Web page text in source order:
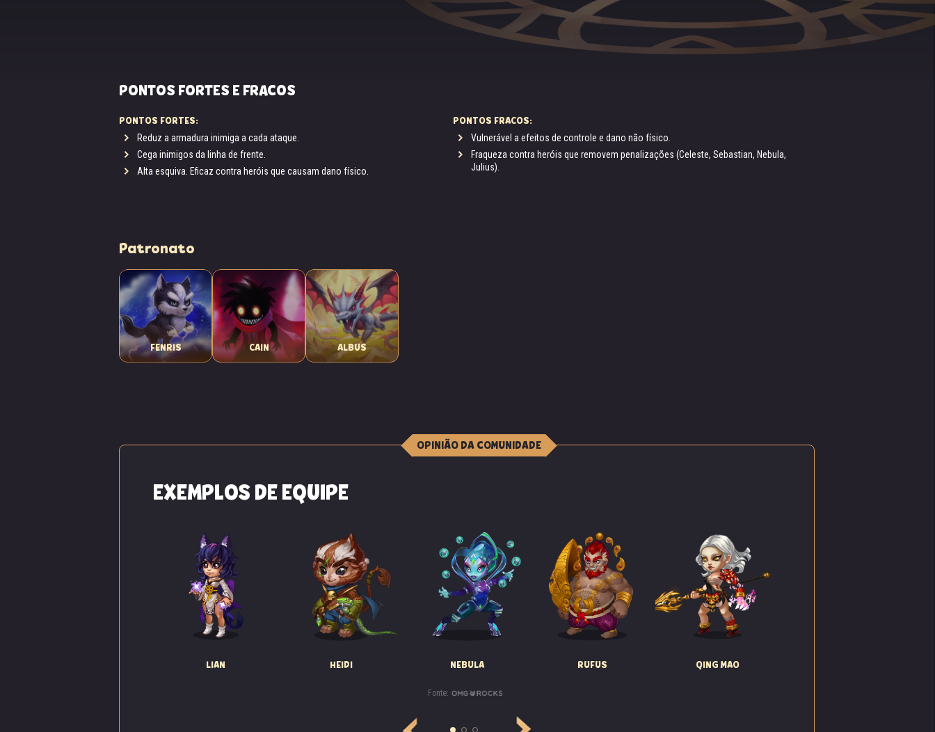
"Escória inútil! Você é um covarde imundo!
Mao pairava sobre uma mesa onde um jovem estava sentado, curvado. Ele olhou para a
melhor comandante militar." O jovem suspirou brevemente. “Mas desta vez você escolheu o
PONTOS FORTES E FRACOS
PONTOS FORTES:
Reduz a armadura inimiga a cada ataque.
Cega inimigos da linha de frente.
Alta esquiva. Eficaz contra heróis que causam dano físico.
PONTOS FRACOS:
Vulnerável a efeitos de controle e dano não físico.
Fraqueza contra heróis que removem penalizações (Celeste, Sebastian, Nebula,
Julius).
Patronato
FENRIS CAIN ALBUS
OPINIÃO DA COMUNIDADE
EXEMPLOS DE EQUIPE
LIAN HEIDI NEBULA RUFUS QING MAO
Fonte: